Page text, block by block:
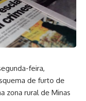
feira,
de furto de
zona rural de Minas